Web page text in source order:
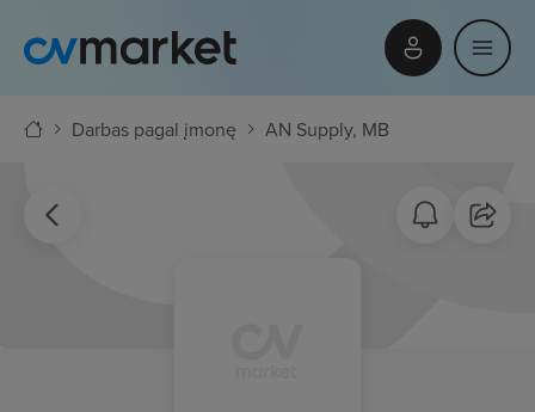
Darbas pagal įmonę AN Supply, MB